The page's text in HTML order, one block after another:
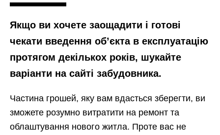
Якщо ви хочете заощадити і готові
чекати введення об’єкта в експлуатацію
протягом декількох років, шукайте
варіанти на сайті забудовника.
Частина грошей, яку вам вдасться зберегти, ви
зможете розумно витратити на ремонт та
облаштування нового житла. Проте вас не